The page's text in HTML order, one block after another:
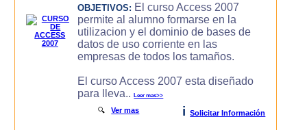
OBJETIVOS: El curso Access 2007
permite al alumno formarse en la
utilizacion y el dominio de bases de
datos de uso corriente en las
empresas de todos los tamaños.
El curso Access 2007 esta diseñado
para lleva..Leer mas>>
🔍Ver mas i Solicitar Información